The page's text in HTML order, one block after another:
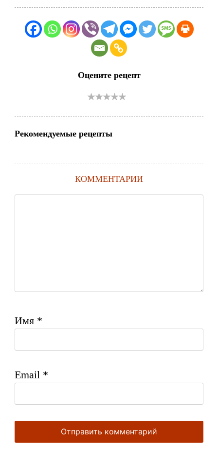
Оцените рецепт
Рекомендуемые рецепты
КОММЕНТАРИИ
Имя *
Email *